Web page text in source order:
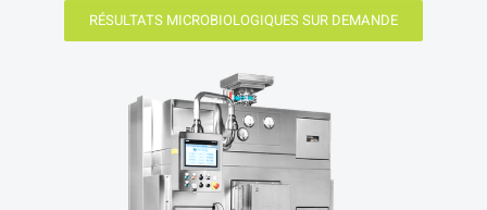
RÉSULTATS MICROBIOLOGIQUES SUR DEMANDE